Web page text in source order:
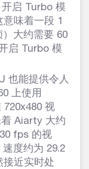
启 Turbo 模
味着一段 1
大约需要 60
启 Turbo 模
也能提供令人
上使用
视
Aiarty 大约
fps 的视
度约为 29.2
近实时处